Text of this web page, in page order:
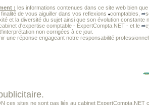
: les informations contenues dans ce site web bien
de vous aiguiller dans vos reflexions
comptables,
et la diversité du sujet ainsi que son évolution
d'expertise comptable - ExpertCompta.NET - et le
non corrigées à ce jour.
une réponse engageant notre responsabilité
ces sites ne sont pas liés au cabinet